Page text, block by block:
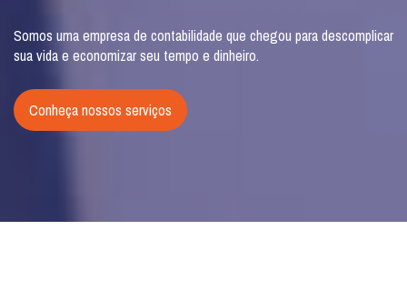
Somos uma empresa de contabilidade que chegou para descomplicar
sua vida e economizar seu tempo e dinheiro.
Conheça nossos serviços